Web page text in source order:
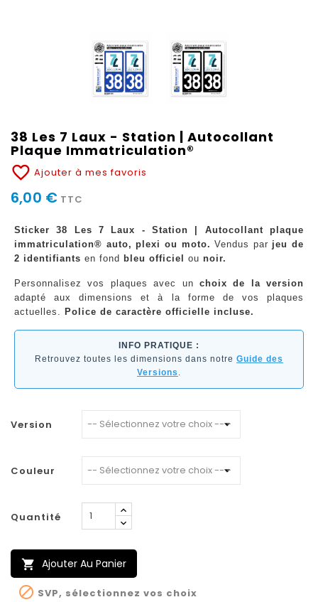
38 Les 7 Laux - Station | Autocollant
Plaque Immatriculation®
favorite_border Ajouter à mes favoris
6,00 € TTC
Sticker 38 Les 7 Laux - Station | Autocollant plaque
immatriculation® auto, plexi ou moto. Vendus par jeu de
2 identifiants en fond bleu officiel ou noir.
Personnalisez vos plaques avec un choix de la version
adapté aux dimensions et à la forme de vos plaques
actuelles. Police de caractère officielle incluse.
INFO PRATIQUE :
Retrouvez toutes les dimensions dans notre Guide des
Versions .
Version
Couleur
Quantité
 Ajouter Au Panier
 SVP, sélectionnez vos choix